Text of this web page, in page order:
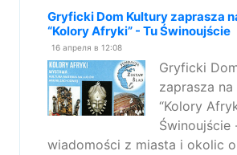
Gryficki Dom Kultury zaprasza
“Kolory Afryki” - Tu Świnoujście
16 апреля в 12:08
Gryficki
zaprasza
“Kolory
Świnoujście
wiadomości z miasta i okolic